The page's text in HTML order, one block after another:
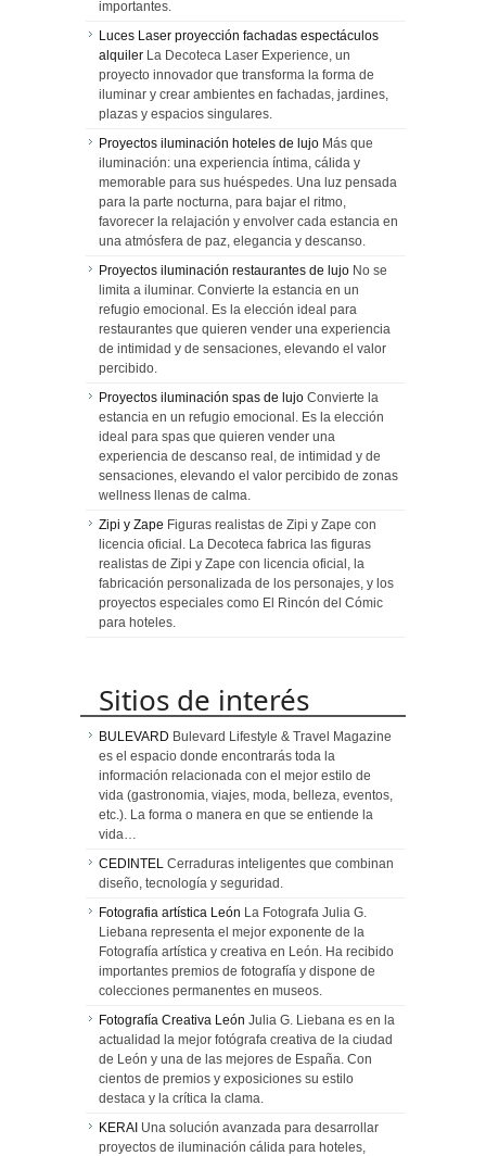
importantes.
Luces Laser proyección fachadas espectáculos
alquiler La Decoteca Laser Experience, un
proyecto innovador que transforma la forma de
iluminar y crear ambientes en fachadas, jardines,
plazas y espacios singulares.
Proyectos iluminación hoteles de lujo Más que
iluminación: una experiencia íntima, cálida y
memorable para sus huéspedes. Una luz pensada
para la parte nocturna, para bajar el ritmo,
favorecer la relajación y envolver cada estancia en
una atmósfera de paz, elegancia y descanso.
Proyectos iluminación restaurantes de lujo No se
limita a iluminar. Convierte la estancia en un
refugio emocional. Es la elección ideal para
restaurantes que quieren vender una experiencia
de intimidad y de sensaciones, elevando el valor
percibido.
Proyectos iluminación spas de lujo Convierte la
estancia en un refugio emocional. Es la elección
ideal para spas que quieren vender una
experiencia de descanso real, de intimidad y de
sensaciones, elevando el valor percibido de zonas
wellness llenas de calma.
Zipi y Zape Figuras realistas de Zipi y Zape con
licencia oficial. La Decoteca fabrica las figuras
realistas de Zipi y Zape con licencia oficial, la
fabricación personalizada de los personajes, y los
proyectos especiales como El Rincón del Cómic
para hoteles.
Sitios de interés
BULEVARD Bulevard Lifestyle & Travel Magazine
es el espacio donde encontrarás toda la
información relacionada con el mejor estilo de
vida (gastronomia, viajes, moda, belleza, eventos,
etc.). La forma o manera en que se entiende la
vida…
CEDINTEL Cerraduras inteligentes que combinan
diseño, tecnología y seguridad.
Fotografia artística León La Fotografa Julia G.
Liebana representa el mejor exponente de la
Fotografía artística y creativa en León. Ha recibido
importantes premios de fotografía y dispone de
colecciones permanentes en museos.
Fotografía Creativa León Julia G. Liebana es en la
actualidad la mejor fotógrafa creativa de la ciudad
de León y una de las mejores de España. Con
cientos de premios y exposiciones su estilo
destaca y la crítica la clama.
KERAI Una solución avanzada para desarrollar
proyectos de iluminación cálida para hoteles,